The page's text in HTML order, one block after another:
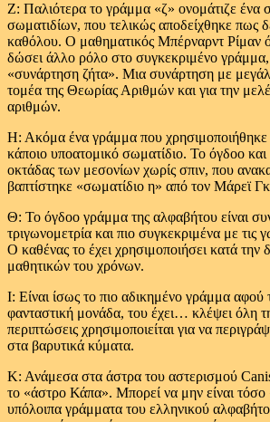
Ζ: Παλιότερα το γράμμα «ζ» ονομάτιζε ένα
σωματιδίων, που τελικώς αποδείχθηκε πως
καθόλου. Ο μαθηματικός Μπέρναρντ Ρίμαν
δώσει άλλο ρόλο στο συγκεκριμένο
«συνάρτηση ζήτα». Μια συνάρτηση με
τομέα της Θεωρίας Αριθμών και για την
αριθμών.
Η: Ακόμα ένα γράμμα που χρησιμοποιήθηκε
κάποιο υποατομικό σωματίδιο. Το όγδοο
οκτάδας των μεσονίων χωρίς σπιν, που
βαπτίστηκε «σωματίδιο η» από τον Μάρεϊ
Θ: Το όγδοο γράμμα της αλφαβήτου είναι
τριγωνομετρία και πιο συγκεκριμένα με τις
Ο καθένας το έχει χρησιμοποιήσει κατά την
μαθητικών του χρόνων.
Ι: Είναι ίσως το πιο αδικημένο γράμμα
φανταστική μονάδα, του έχει… κλέψει όλη
περιπτώσεις χρησιμοποιείται για να
στα βαρυτικά κύματα.
Κ: Ανάμεσα στα άστρα του αστερισμού
το «άστρο Κάπα». Μπορεί να μην είναι τόσο
υπόλοιπα γράμματα του ελληνικού